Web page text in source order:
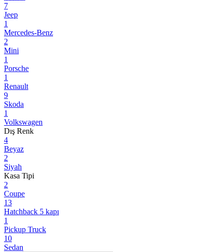
7
Jeep
1
Mercedes-Benz
2
Mini
1
Porsche
1
Renault
9
Skoda
1
Volkswagen
Dış Renk
4
Beyaz
2
Siyah
Kasa Tipi
2
Coupe
13
Hatchback 5 kapı
1
Pickup Truck
10
Sedan